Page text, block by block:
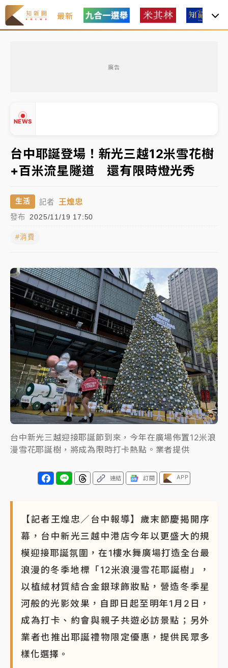
最新
廣告
NEWS
中信慈善基金會想增加董事人數！辜仲諒向法院聲請遭
駁 理由曝光
故宮《龍藏經》特展第2檔！今線上預約開賣一度塞車
周六起展出延長至晚上7時
台東農業處長涉圖利渡假村！東檢抗告成功 今重開羈
父親節泡湯了！中颱白海豚雨彈轟3天 「紅到發紫」降
雨熱區曝
暑假過三周才推「E宿新北打卡趣」！抽獎程序複雜 觀
旅局回應了
中信慈善基金會想增加董事人數！辜仲諒向法院聲請遭
駁 理由曝光
故宮《龍藏經》特展第2檔！今線上預約開賣一度塞車
周六起展出延長至晚上7時
台東農業處長涉圖利渡假村！東檢抗告成功 今重開羈
押庭
父親節泡湯了！中颱白海豚雨彈轟3天 「紅到發紫」降
雨熱區曝
台中耶誕登場！新光三越12米雪花樹
+百米流星隧道 還有限時燈光秀
生活 記者 王煌忠
發布 2025/11/19 17:50
#消費
台中新光三越迎接耶誕節到來，今年在廣場佈置12米浪
漫雪花耶誕樹，將成為限時打卡熱點。業者提供
連結 訂閱 APP
【記者王煌忠／台中報導】歲末節慶揭開序
幕，台中新光三越中港店今年以更盛大的規
模迎接耶誕氛圍，在1樓水舞廣場打造全台最
浪漫的冬季地標「12米浪漫雪花耶誕樹」，
以植絨材質結合金銀球飾妝點，營造冬季星
河般的光影效果，自即日起至明年1月2日，
成為打卡、約會與親子共遊必訪景點；另外
業者也推出耶誕禮物限定優惠，提供民眾多
樣化選擇。